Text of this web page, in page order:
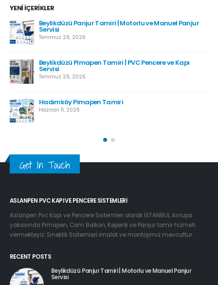
YENI İÇERIKLER
Beylikdüzü Panjur Tamiri | Motorlu ve Manuel Panjur
Servisi
Temmuz 29, 2026
Beylikdüzü Pimapen Tamiri | PVC Pencere ve Kapı
Servisi
Temmuz 29, 2026
Hadımköy Pimapen Tamiri
Haziran 11, 2026
Get In Touch
ASLANPEN PVC KAPI VE PENCERE SISTEMLERI
Aslanpen Pvc Kapı ve Pencere Sistemleri olarak İSTANBUL Avrupa
yakasında Pimapen, Cam Balkon, Kepenk ve Panjur tamir hizmeti
vermekteyiz. Sineklik Sistemleri imalat ve montajımız mevcuttur.
RECENT POSTS
Beylikdüzü Panjur Tamiri | Motorlu ve Manuel Panjur
Servisi